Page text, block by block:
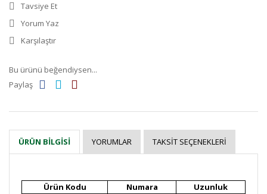
Tavsiye Et
Yorum Yaz
Karşılaştır
Bu ürünü beğendiysen...
Paylaş
ÜRÜN BILGISI YORUMLAR TAKSIT SEÇENEKLERI
Ürün Kodu Numara
Uzunluk